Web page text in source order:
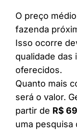
O preço
fazenda
Isso ocorre
qualidade das
oferecidos.
Quanto mais
será o valor.
partir de R$
uma pesquisa